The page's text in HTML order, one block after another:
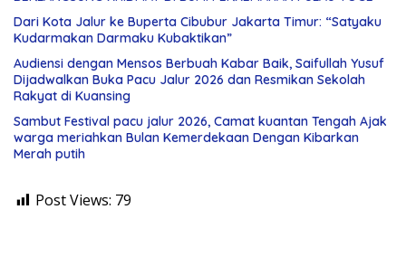
Dari Kota Jalur ke Buperta Cibubur Jakarta Timur: “Satyaku
Kudarmakan Darmaku Kubaktikan”
Audiensi dengan Mensos Berbuah Kabar Baik, Saifullah Yusuf
Dijadwalkan Buka Pacu Jalur 2026 dan Resmikan Sekolah
Rakyat di Kuansing
Sambut Festival pacu jalur 2026, Camat kuantan Tengah Ajak
warga meriahkan Bulan Kemerdekaan Dengan Kibarkan
Merah putih
Post Views: 79